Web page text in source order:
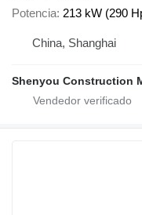
Potencia 213 kW (290
China, Shanghai
Shenyou Construction